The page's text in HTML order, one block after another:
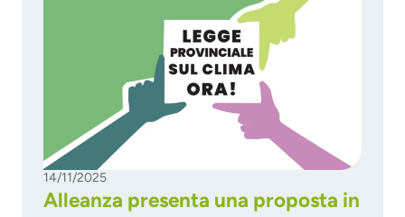
14/11/2025
Alleanza presenta una proposta in